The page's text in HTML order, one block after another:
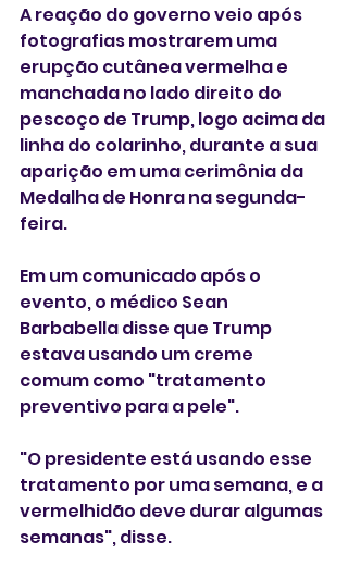
A reação do governo veio após
fotografias mostrarem uma
erupção cutânea vermelha e
manchada no lado direito do
pescoço de Trump, logo acima da
linha do colarinho, durante a sua
aparição em uma cerimônia ‌da
Medalha de Honra na segunda-
feira.
Em um ⁠comunicado após o
evento, o médico Sean
Barbabella disse que Trump
estava usando um creme
comum como "tratamento
preventivo para a pele".
"O presidente está usando esse
tratamento por uma semana, e ‌a
vermelhidão deve durar algumas
semanas", disse.